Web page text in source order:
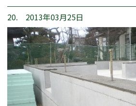
20. 2013年03月25日